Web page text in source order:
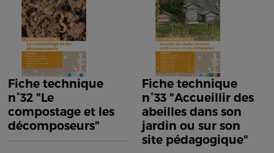
Fiche technique
n°32 "Le
compostage et les
décomposeurs"
Fiche technique
n°33 "Accueillir des
abeilles dans son
jardin ou sur son
site pédagogique"